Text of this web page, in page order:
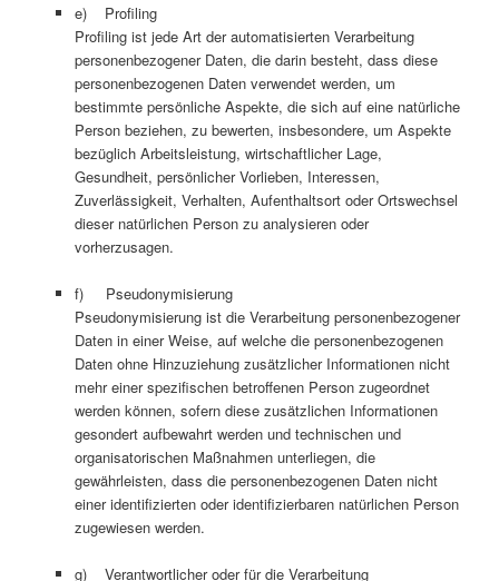
e) Profiling
Profiling ist jede Art der automatisierten Verarbeitung
personenbezogener Daten, die darin besteht, dass diese
personenbezogenen Daten verwendet werden, um
bestimmte persönliche Aspekte, die sich auf eine natürliche
Person beziehen, zu bewerten, insbesondere, um Aspekte
bezüglich Arbeitsleistung, wirtschaftlicher Lage,
Gesundheit, persönlicher Vorlieben, Interessen,
Zuverlässigkeit, Verhalten, Aufenthaltsort oder Ortswechsel
dieser natürlichen Person zu analysieren oder
vorherzusagen.
f) Pseudonymisierung
Pseudonymisierung ist die Verarbeitung personenbezogener
Daten in einer Weise, auf welche die personenbezogenen
Daten ohne Hinzuziehung zusätzlicher Informationen nicht
mehr einer spezifischen betroffenen Person zugeordnet
werden können, sofern diese zusätzlichen Informationen
gesondert aufbewahrt werden und technischen und
organisatorischen Maßnahmen unterliegen, die
gewährleisten, dass die personenbezogenen Daten nicht
einer identifizierten oder identifizierbaren natürlichen Person
zugewiesen werden.
g) Verantwortlicher oder für die Verarbeitung